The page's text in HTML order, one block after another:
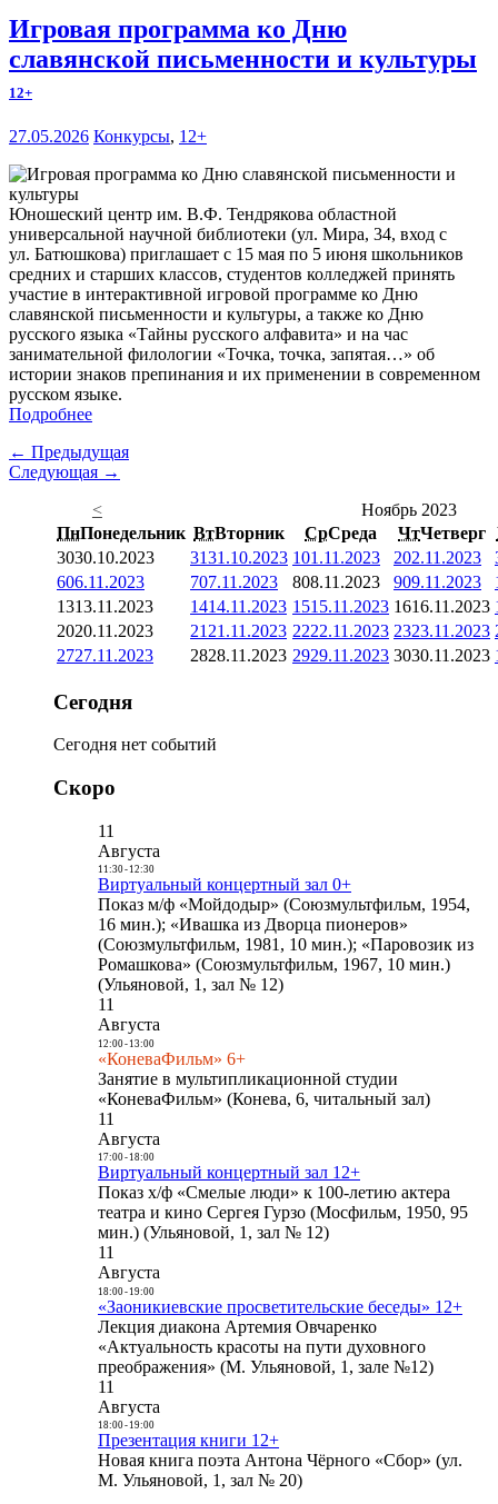
Игровая программа ко Дню
славянской письменности и культуры
12+
27.05.2026 Конкурсы, 12+
Юношеский центр им. В.Ф. Тендрякова областной
универсальной научной библиотеки (ул. Мира, 34, вход с
ул. Батюшкова) приглашает с 15 мая по 5 июня школьников
средних и старших классов, студентов колледжей принять
участие в интерактивной игровой программе ко Дню
славянской письменности и культуры, а также ко Дню
русского языка «Тайны русского алфавита» и на час
занимательной филологии «Точка, точка, запятая…» об
истории знаков препинания и их применении в современном
русском языке.
Подробнее
← Предыдущая
Следующая →
<
Ноябрь 2023
ПнПонедельник ВтВторник СрСреда ЧтЧетверг
3030.10.2023 3131.10.2023 101.11.2023 202.11.2023
606.11.2023 707.11.2023 808.11.2023 909.11.2023
1313.11.2023 1414.11.2023 1515.11.2023 1616.11.2023
2020.11.2023 21 21.11.2023 2222.11.2023 2323.11.2023
2727.11.2023 2828.11.2023 2929.11.2023 3030.11.2023
Сегодня
Сегодня нет событий
Скоро
11
Августа
11:30- 12:30
Виртуальный концертный зал 0+
Показ м/ф «Мойдодыр» (Союзмультфильм, 1954,
16 мин.); «Ивашка из Дворца пионеров»
(Союзмультфильм, 1981, 10 мин.); «Паровозик из
Ромашкова» (Союзмультфильм, 1967, 10 мин.)
(Ульяновой, 1, зал № 12)
11
Августа
12:00- 13:00
«КоневаФильм» 6+
Занятие в мультипликационной студии
«КоневаФильм» (Конева, 6, читальный зал)
11
Августа
17:00- 18:00
Виртуальный концертный зал 12+
Показ х/ф «Смелые люди» к 100-летию актера
театра и кино Сергея Гурзо (Мосфильм, 1950, 95
мин.) (Ульяновой, 1, зал № 12)
11
Августа
18:00- 19:00
«Заоникиевские просветительские беседы» 12+
Лекция диакона Артемия Овчаренко
«Актуальность красоты на пути духовного
преображения» (М. Ульяновой, 1, зале №12)
11
Августа
18:00- 19:00
Презентация книги 12+
Новая книга поэта Антона Чёрного «Сбор» (ул.
М. Ульяновой, 1, зал № 20)